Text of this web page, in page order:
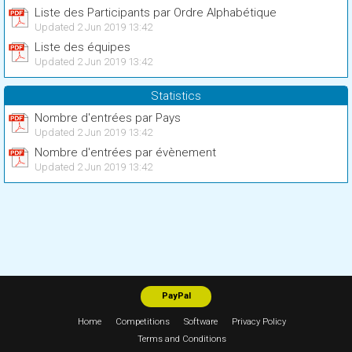
Liste des Participants par Ordre Alphabétique
Updated 2 Jun 2019 13:42
Liste des équipes
Updated 2 Jun 2019 13:42
Statistics
Nombre d'entrées par Pays
Updated 2 Jun 2019 13:42
Nombre d'entrées par évènement
Updated 2 Jun 2019 13:42
PayPal
Home Competitions Software
Privacy Policy
Terms and Conditions